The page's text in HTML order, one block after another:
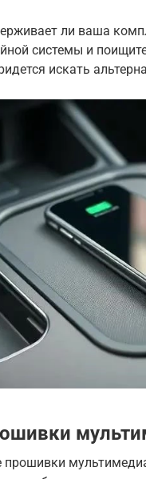
ли ваша
системы и
искать
прошивки